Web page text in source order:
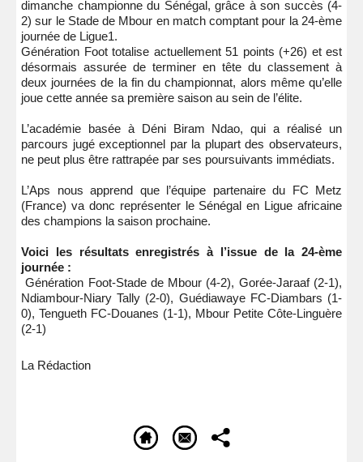
dimanche championne du Sénégal, grâce à son succès (4-
2) sur le Stade de Mbour en match comptant pour la 24-ème
journée de Ligue1.
Génération Foot totalise actuellement 51 points (+26) et est
désormais assurée de terminer en tête du classement à
deux journées de la fin du championnat, alors même qu’elle
joue cette année sa première saison au sein de l’élite.
L’académie basée à Déni Biram Ndao, qui a réalisé un
parcours jugé exceptionnel par la plupart des observateurs,
ne peut plus être rattrapée par ses poursuivants immédiats.
L’Aps nous apprend que l’équipe partenaire du FC Metz
(France) va donc représenter le Sénégal en Ligue africaine
des champions la saison prochaine.
Voici les résultats enregistrés à l’issue de la 24-ème
journée :
Génération Foot-Stade de Mbour (4-2), Gorée-Jaraaf (2-1),
Ndiambour-Niary Tally (2-0), Guédiawaye FC-Diambars (1-
0), Tengueth FC-Douanes (1-1), Mbour Petite Côte-Linguère
(2-1)
La Rédaction